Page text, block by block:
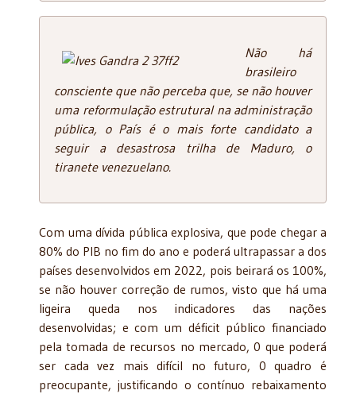
Não há
brasileiro
consciente que não perceba que, se não houver
uma reformulação estrutural na administração
pública, o País é o mais forte candidato a
seguir a desastrosa trilha de Maduro, o
tiranete venezuelano.
Com uma dívida pública explosiva, que pode chegar a
80% do PIB no fim do ano e poderá ultrapassar a dos
países desenvolvidos em 2022, pois beirará os 100%,
se não houver correção de rumos, visto que há uma
ligeira queda nos indicadores das nações
desenvolvidas; e com um déficit público financiado
pela tomada de recursos no mercado, 0 que poderá
ser cada vez mais difícil no futuro, 0 quadro é
preocupante, justificando o contínuo rebaixamento